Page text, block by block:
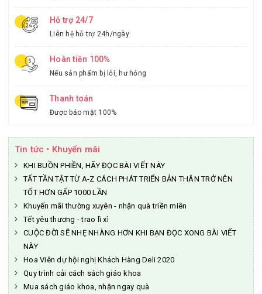
Hỗ trợ 24/7
Liên hệ hỗ trợ 24h/ngày
Hoàn tiền 100%
Nếu sản phẩm bị lỗi, hư hỏng
Thanh toán
Được bảo mật 100%
Tin tức • Khuyến mãi
KHI BUỒN PHIỀN, HÃY ĐỌC BÀI VIẾT NÀY
TẤT TẦN TẬT TỪ A-Z CÁCH PHÁT TRIỂN BẢN THÂN TRỞ NÊN
TỐT HƠN GẤP 1000 LẦN
Khuyến mãi thường xuyên - nhận quà triền miên
Tết yêu thương - trao lì xì
CUỘC ĐỜI SẼ NHẸ NHÀNG HƠN KHI BẠN ĐỌC XONG BÀI VIẾT
NÀY
Hoa Viên dự hội nghị Khách Hàng Deli 2020
Quy trình cải cách sách giáo khoa
Mua sách giáo khoa, nhận ngay quà